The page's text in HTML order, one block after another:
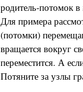
родитель-потомок в
Для примера
(потомки)
вращается вокруг
переместится. А
Потяните за узлы